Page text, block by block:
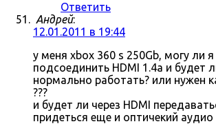
Ответить
Андрей:
12.01.2011 в 19:44
у меня xbox 360 s 250Gb, могу ли
подсоединить HDMI 1.4a и будет
нормально работать? или нужен
???
и будет ли через HDMI
придеться еще и оптичекий аудио